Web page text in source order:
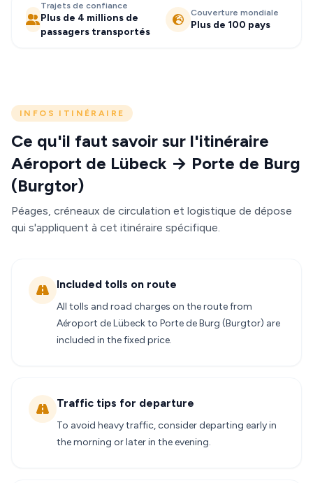
Trajets de confiance
Plus de 4 millions de
passagers transportés
Couverture mondiale
Plus de 100 pays
INFOS ITINÉRAIRE
Ce qu'il faut savoir sur l'itinéraire
Aéroport de Lübeck → Porte de Burg
(Burgtor)
Péages, créneaux de circulation et logistique de dépose
qui s'appliquent à cet itinéraire spécifique.
Included tolls on route
All tolls and road charges on the route from
Aéroport de Lübeck to Porte de Burg (Burgtor) are
included in the fixed price.
Traffic tips for departure
To avoid heavy traffic, consider departing early in
the morning or later in the evening.